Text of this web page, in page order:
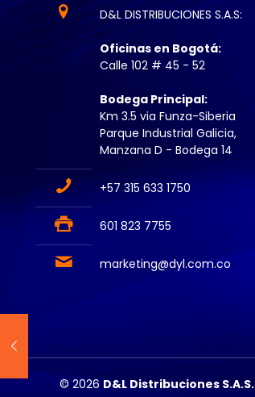
D&L DISTRIBUCIONES S.A.S:
Oficinas en Bogotá:
Calle 102 # 45 - 52
Bodega Principal:
Km 3.5 via Funza-Siberia
Parque Industrial Galicia,
Manzana D - Bodega 14
+57 315 633 1750
601 823 7755
marketing@dyl.com.co
© 2026 D&L Distribuciones S.A.S.